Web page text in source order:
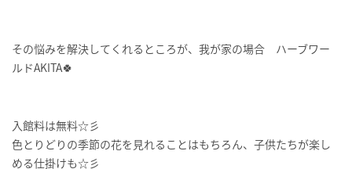
その悩みを解決してくれるところが、我が家の場合 ハーブワー
ルドAKITA🍀
入館料は無料☆彡
色とりどりの季節の花を見れることはもちろん、子供たちが楽し
める仕掛けも☆彡